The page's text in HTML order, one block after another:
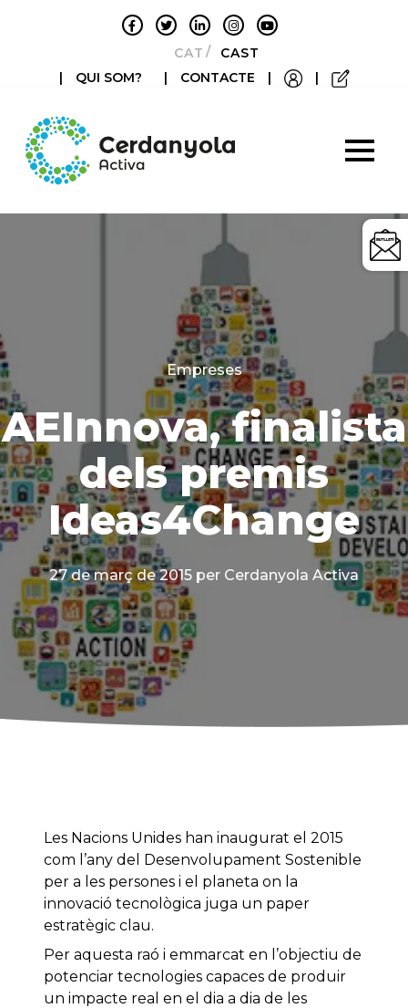
CATALÀCASTELLANO
|
QUI SOM? | CONTACTE | |
Categories
Empreses
AEInnova, finalista
dels premis
Ideas4Change
27 de març de 2015 per Cerdanyola Activa
Les Nacions Unides han inaugurat el 2015
com l’any del Desenvolupament Sostenible
per a les persones i el planeta on la
innovació tecnològica juga un paper
estratègic clau.
Per aquesta raó i emmarcat en l’objectiu de
potenciar tecnologies capaces de produir
un impacte real en el dia a dia de les